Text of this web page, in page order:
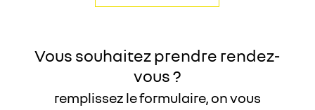
Vous souhaitez prendre rendez-
vous ?
remplissez le formulaire, on vous